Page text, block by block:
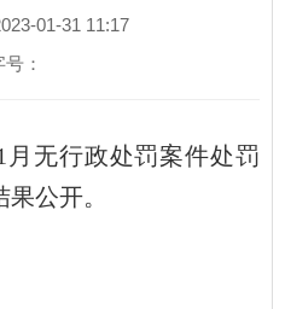
01-31 11:17
号：
月无行政处罚案件处罚
公开。